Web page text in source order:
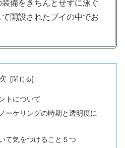
備をきちんとせずに泳ぐ
開設されたブイの中でお
トについて
ーケリングの時期と透明度に
て気をつけること５つ